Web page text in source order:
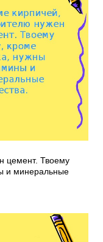
цемент. Твоему
и минеральные